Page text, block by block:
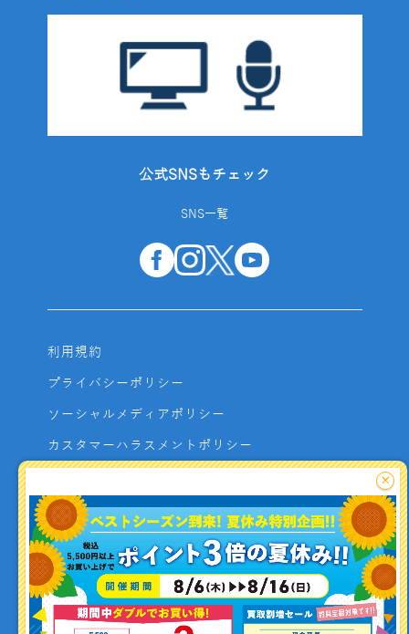
釣り情報を
公式SNSもチェック
SNS一覧
利用規約
プライバシーポリシー
ソーシャルメディアポリシー
カスタマーハラスメントポリシー
よくあるご質問
お問い合わせ
利用者資金の保全方法
×